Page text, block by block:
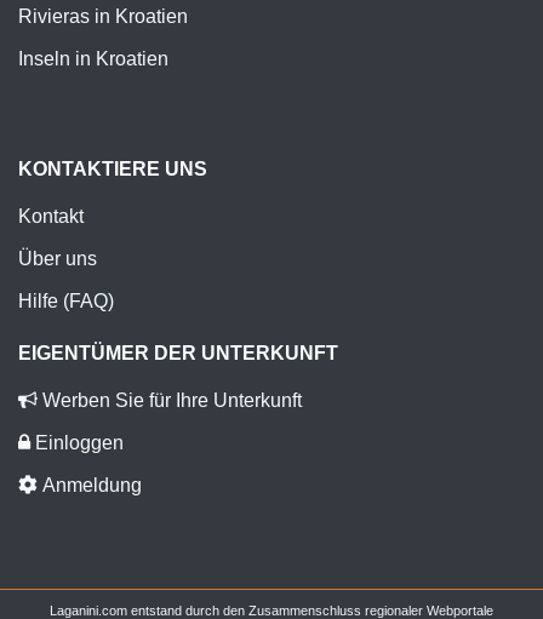
Rivieras in Kroatien
Inseln in Kroatien
KONTAKTIERE UNS
Kontakt
Über uns
Hilfe (FAQ)
EIGENTÜMER DER UNTERKUNFT
Werben Sie für Ihre Unterkunft
Einloggen
Anmeldung
Laganini.com entstand durch den Zusammenschluss regionaler Webportale